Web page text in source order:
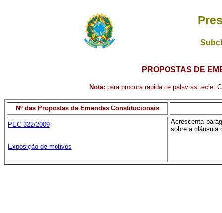
PROPOSTAS DE
Nota: para procura rápida de palavras tecle:
Nº das Propostas de Emendas Constitucionais
PEC 322/2009
Exposição de motivos
Acrescenta
sobre a cláusula